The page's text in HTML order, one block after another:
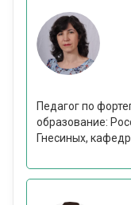
Педагог по
образование:
Гнесиных,